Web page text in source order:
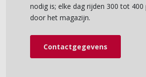
nodig is; elke dag rijden 300 tot
door het magazijn.
Contactgegevens